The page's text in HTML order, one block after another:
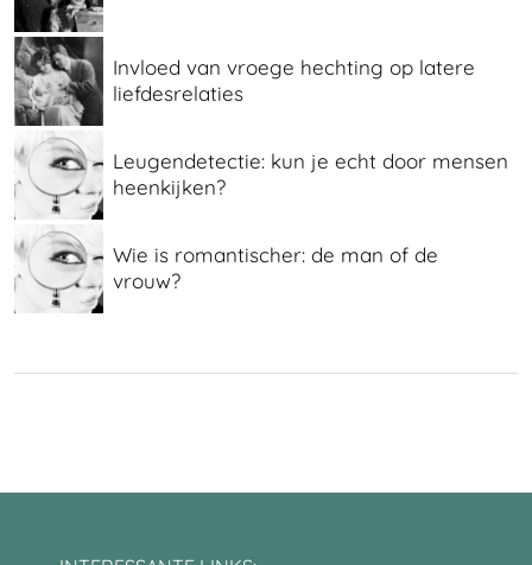
Invloed van vroege hechting op latere
liefdesrelaties
Leugendetectie: kun je echt door mensen
heenkijken?
Wie is romantischer: de man of de
vrouw?